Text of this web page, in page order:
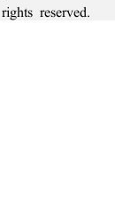
reserved.